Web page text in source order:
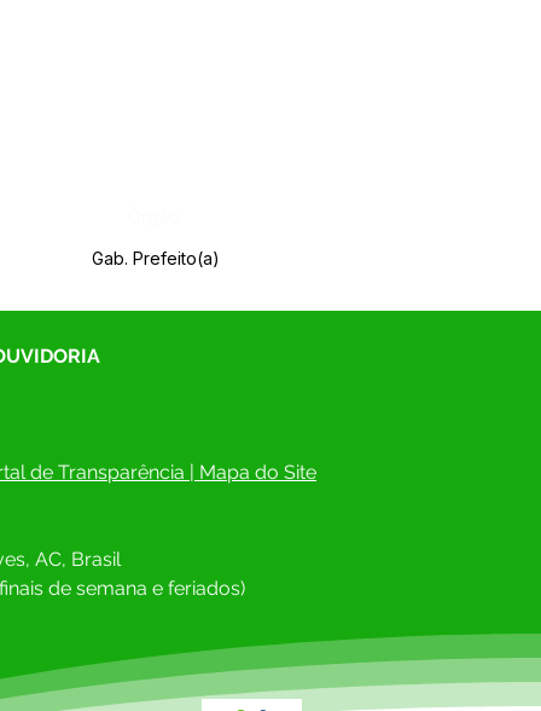
Gab. Prefeito(a)
de Transparência | Mapa do Site
AC, Brasil
de semana e feriados)